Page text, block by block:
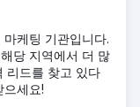
케팅 기관입니다.
당 지역에서 더 많
리드를 찾고 있다
세요!